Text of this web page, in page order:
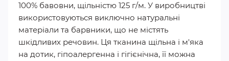
100% бавовни, щільністю 125 г/м. У виробництві
використовуються виключно натуральні
матеріали та барвники, що не містять
шкідливих речовин. Ця тканина щільна і м'яка
на дотик, гіпоалергенна і гігієнічна, її можна